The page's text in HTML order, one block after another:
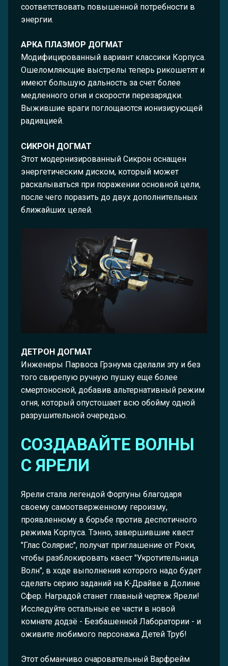
соответствовать повышенной потребности в
энергии.
АРКА ПЛАЗМОР ДОГМАТ
Модифицированный вариант классики Корпуса.
Ошеломляющие выстрелы теперь рикошетят и
имеют большую дальность за счет более
медленного огня и скорости перезарядки.
Выжившие враги поглощаются ионизирующей
радиацией.
СИКРОН ДОГМАТ
Этот модернизированный Сикрон оснащен
энергетическим диском, который может
раскалываться при поражении основной цели,
после чего поразить до двух дополнительных
ближайших целей.
ДЕТРОН ДОГМАТ
Инженеры Парвоса Грэнума сделали эту и без
того свирепую ручную пушку еще более
смертоносной, добавив альтернативный режим
огня, который опустошает всю обойму одной
разрушительной очередью.
СОЗДАВАЙТЕ ВОЛНЫ
С ЯРЕЛИ
Ярели стала легендой Фортуны благодаря
своему самоотверженному героизму,
проявленному в борьбе против деспотичного
режима Корпуса. Тэнно, завершившие квест
"Глас Солярис", получат приглашение от Роки,
чтобы разблокировать квест "Укротительница
Волн", в ходе выполнения которого надо будет
сделать серию заданий на K-Драйве в Долине
Сфер. Наградой станет главный чертеж Ярели!
Исследуйте остальные ее части в новой
комнате додзё - Безбашенной Лаборатории - и
оживите любимого персонажа Детей Труб!
Этот обманчиво очаровательный Варфрейм